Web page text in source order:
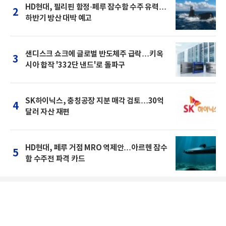
2
HD현대, 필리핀 함정·페루 잠수함 수주 유력…
하반기 방산 대박 예고
3
샌디스크 쇼크에 글로벌 반도체주 급락…키옥
시아 합작 '332단 낸드'로 돌파구
4
SK하이닉스, 충칭공장 지분 매각 검토…30억
달러 자산 재편
5
HD현대, 페루 거점 MRO 역제안…아르헨 잠수
함 수주전 파격 카드